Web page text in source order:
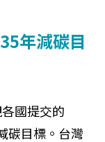
年減碳目
國提交的
碳目標。台灣